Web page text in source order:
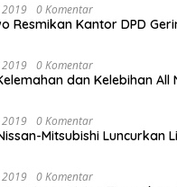
2019 0 Komentar
Resmikan Kantor DPD
2019 0 Komentar
dan Kelebihan All
2019 0 Komentar
Mitsubishi Luncurkan
2019 0 Komentar